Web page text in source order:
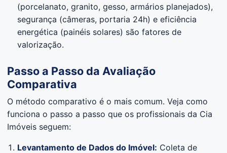
(porcelanato, granito, gesso, armários planejados),
segurança (câmeras, portaria 24h) e eficiência
energética (painéis solares) são fatores de
valorização.
Passo a Passo da Avaliação
Comparativa
O método comparativo é o mais comum. Veja como
funciona o passo a passo que os profissionais da Cia
Imóveis seguem:
Levantamento de Dados do Imóvel: Coleta de